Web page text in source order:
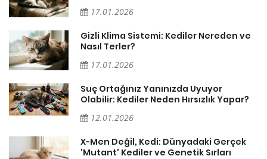
17.01.2026
Gizli Klima Sistemi: Kediler Nereden ve
Nasıl Terler?
17.01.2026
Suç Ortağınız Yanınızda Uyuyor
Olabilir: Kediler Neden Hırsızlık Yapar?
12.01.2026
X-Men Değil, Kedi: Dünyadaki Gerçek
'Mutant' Kediler ve Genetik Sırları